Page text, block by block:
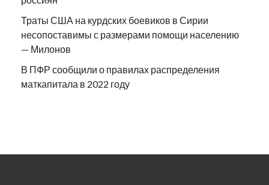
Траты США на курдских боевиков в Сирии
несопоставимы с размерами помощи населению
— Милонов
В ПФР сообщили о правилах распределения
маткапитала в 2022 году